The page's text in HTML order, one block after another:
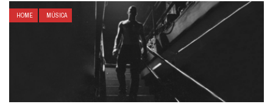
HOME MÚSICA